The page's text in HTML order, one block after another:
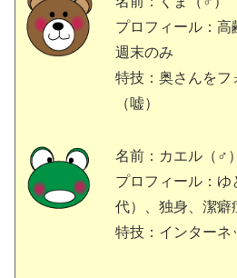
プロフィール：高
週末のみ
特技：奥さんをフ
（嘘）
名前：カエル（♂）
プロフィール：
代）、独身、潔癖
特技：インターネ